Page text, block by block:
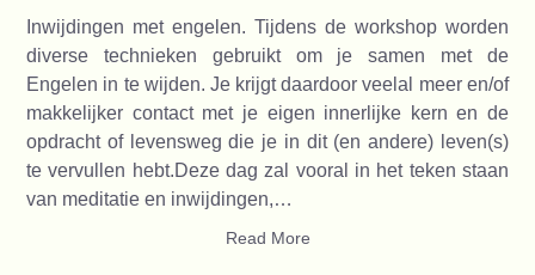
Inwijdingen met engelen. Tijdens de workshop worden
diverse technieken gebruikt om je samen met de
Engelen in te wijden. Je krijgt daardoor veelal meer en/of
makkelijker contact met je eigen innerlijke kern en de
opdracht of levensweg die je in dit (en andere) leven(s)
te vervullen hebt.Deze dag zal vooral in het teken staan
van meditatie en inwijdingen,…
Read More